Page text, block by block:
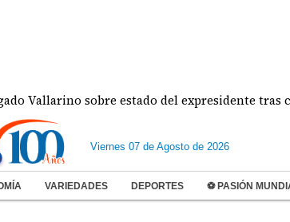
sobre estado del expresidente tras cirugía
Viernes 07 de Agosto de 2026
VARIEDADES DEPORTES ⚽ PASIÓN